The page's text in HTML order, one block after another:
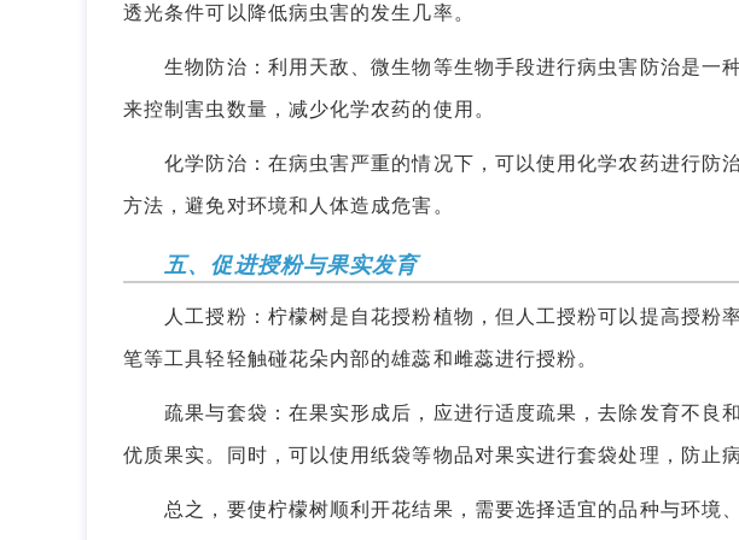
透光条件可以降低病虫害的发生几率。
生物防治：利用天敌、微生物等生物手段进行病虫害防治是一
来控制害虫数量，减少化学农药的使用。
化学防治：在病虫害严重的情况下，可以使用化学农药进行防
方法，避免对环境和人体造成危害。
五、促进授粉与果实发育
人工授粉：柠檬树是自花授粉植物，但人工授粉可以提高授粉
笔等工具轻轻触碰花朵内部的雄蕊和雌蕊进行授粉。
疏果与套袋：在果实形成后，应进行适度疏果，去除发育不良
优质果实。同时，可以使用纸袋等物品对果实进行套袋处理，防止
总之，要使柠檬树顺利开花结果，需要选择适宜的品种与环境